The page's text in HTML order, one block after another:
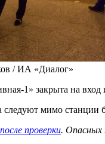
/ ИА «Диалог»
1» закрыта на
мимо станции
проверки. Опасных